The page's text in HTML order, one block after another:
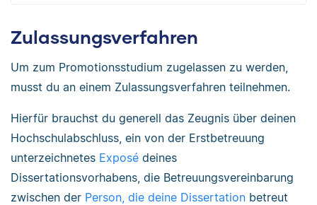
Zulassungsverfahren
Um zum Promotionsstudium zugelassen zu werden,
musst du an einem Zulassungsverfahren teilnehmen.
Hierfür brauchst du generell das Zeugnis über deinen
Hochschulabschluss, ein von der Erstbetreuung
unterzeichnetes Exposé deines
Dissertationsvorhabens, die Betreuungsvereinbarung
zwischen der Person, die deine Dissertation betreut